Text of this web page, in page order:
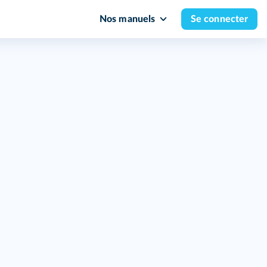
Nos manuels Se connecter